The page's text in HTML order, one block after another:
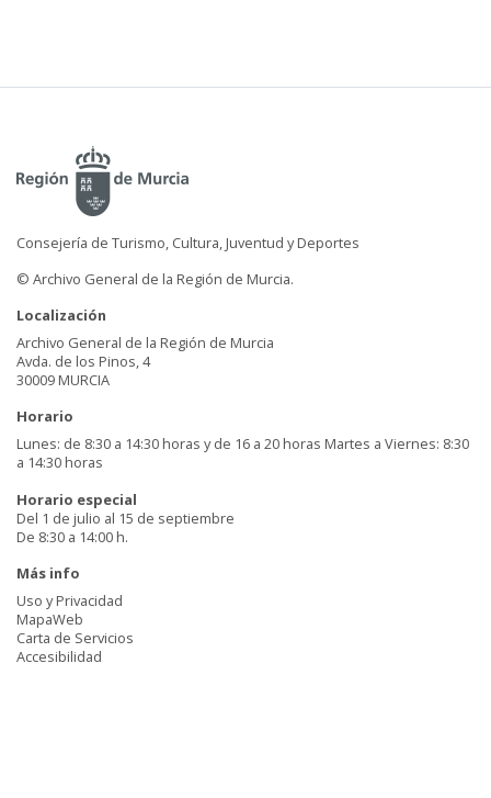
Consejería de Turismo, Cultura, Juventud y Deportes
© Archivo General de la Región de Murcia.
Localización
Archivo General de la Región de Murcia
Avda. de los Pinos, 4
30009 MURCIA
Horario
Lunes: de 8:30 a 14:30 horas y de 16 a 20 horas Martes a Viernes: 8:30
a 14:30 horas
Horario especial
Del 1 de julio al 15 de septiembre
De 8:30 a 14:00 h.
Más info
Uso y Privacidad
MapaWeb
Carta de Servicios
Accesibilidad